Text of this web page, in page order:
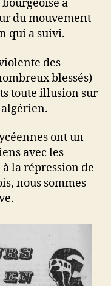
a
du mouvement
qui a suivi.
des
blessés)
toute illusion sur
ont un
avec les
la répression de
nous sommes